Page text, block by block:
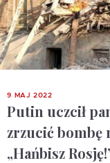
9 MAJ 2022
Putin uczcił
zrzucić bombę
„Hańbisz